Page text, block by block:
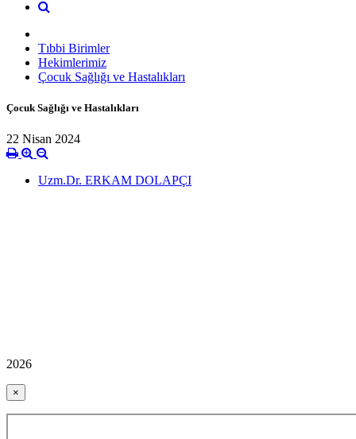
Tıbbi Birimler
Hekimlerimiz
Çocuk Sağlığı ve Hastalıkları
Çocuk Sağlığı ve Hastalıkları
22 Nisan 2024
Uzm.Dr. ERKAM DOLAPÇI
2026
×